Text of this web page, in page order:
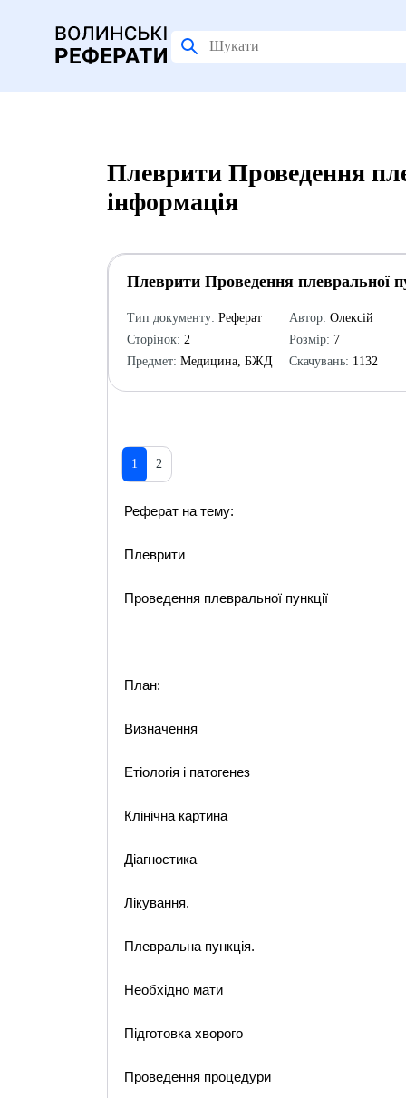
Плеврити Проведення
інформація
Плеврити Проведення плевральної
Тип документу: Реферат
Сторінок: 2
Предмет: Медицина, БЖД
Автор: Олексій
Розмір: 7
Скачувань: 1132
1 2
Реферат на тему:
Плеврити
Проведення плевральної пункції
План:
Визначення
Етіологія і патогенез
Клінічна картина
Діагностика
Лікування.
Плевральна пункція.
Необхідно мати
Підготовка хворого
Проведення процедури